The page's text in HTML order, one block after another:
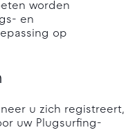
worden
en
op
u zich registreert,
uw Plugsurfing-